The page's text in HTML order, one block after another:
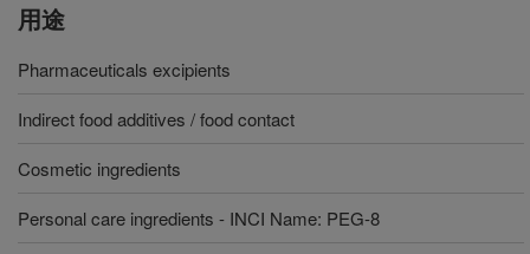
用途
Pharmaceuticals excipients
Indirect food additives / food contact
Cosmetic ingredients
Personal care ingredients - INCI Name: PEG-8